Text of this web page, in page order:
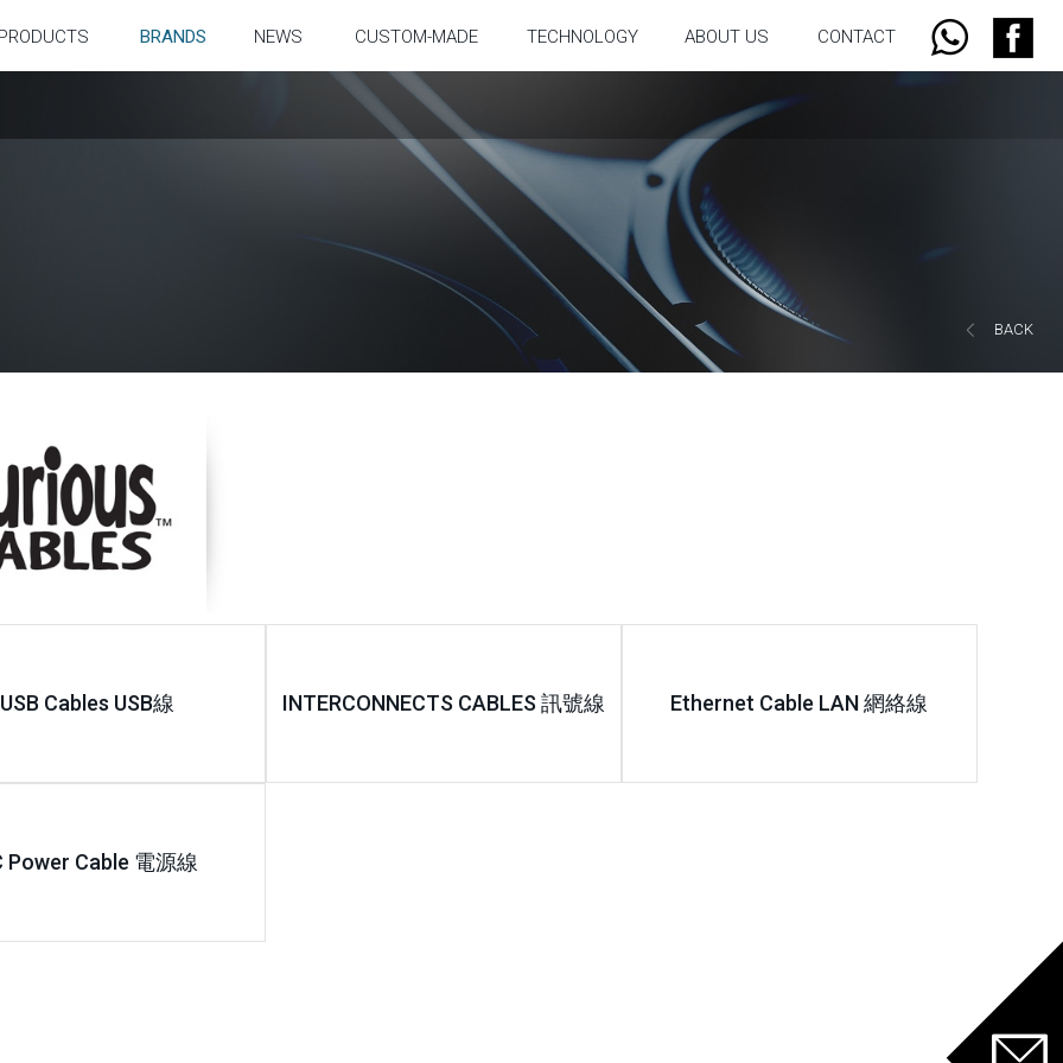
BRANDS NEWS CUSTOM-MADE TECHNOLOGY ABOUT US CONTACT
BACK
USB Cables USB線 INTERCONNECTS CABLES 訊號線 Ethernet Cable LAN 網絡線
Power Cable 電源線